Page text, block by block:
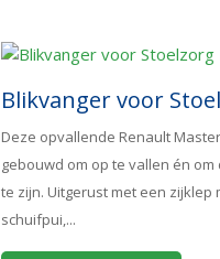
Blikvanger voor
Deze opvallende Renault
gebouwd om op te vallen én
te zijn. Uitgerust met een zijklep
schuifpui,...